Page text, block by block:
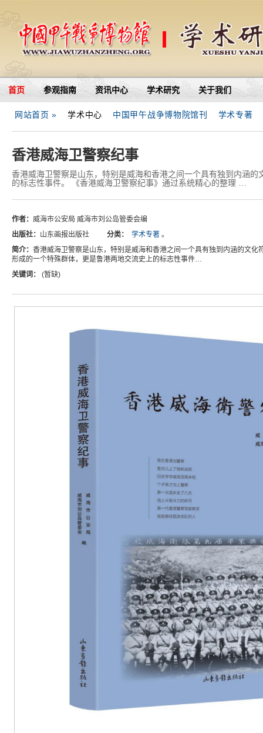
首页 参观指南 资讯中心 学术研究 关于我们
网站首页 » 学术中心 中国甲午战争博物院馆刊 学术专著
香港威海卫警察纪事
香港威海卫警察是山东，特别是威海和香港之间一个具有独到内涵
的标志性事件。 《香港威海卫警察纪事》通过系统精心的整理 …
作者： 威海市公安局 威海市刘公岛管委会编
出版社： 山东画报出版社 分类： 学术专著 。
简介： 香港威海卫警察是山东，特别是威海和香港之间一个具有独到内涵的文化
形成的一个特殊群体，更是鲁港两地交流史上的标志性事件…
关键词：
(暂缺)